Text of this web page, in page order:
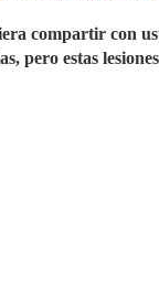
compartir con
pero estas